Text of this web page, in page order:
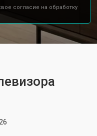
согласие на обработку